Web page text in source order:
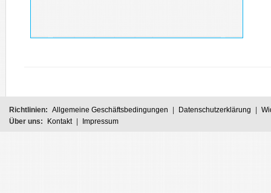
Richtlinien: Allgemeine Geschäftsbedingungen Datenschutzerklärung
Über uns:
Kontakt Impressum